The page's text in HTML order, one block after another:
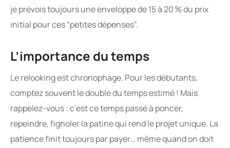
je prévois toujours une enveloppe de 15 à 20 % du prix
initial pour ces “petites dépenses”.
L’importance du temps
Le relooking est chronophage. Pour les débutants,
comptez souvent le double du temps estimé ! Mais
rappelez-vous : c’est ce temps passé à poncer,
repeindre, fignoler la patine qui rend le projet unique. La
patience finit toujours par payer… même quand on doit